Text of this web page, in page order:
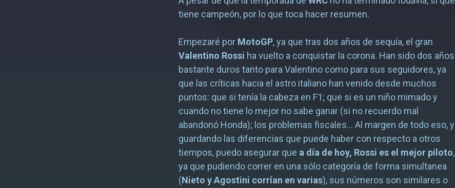
tiene campeón, por lo que toca hacer resumen.
Empezaré por MotoGP, ya que tras dos años de sequía, el gran
Valentino Rossi ha vuelto a conquistar la corona. Han sido dos años
bastante duros tanto para Valentino como para sus seguidores, ya
que las críticas hacia el astro italiano han venido desde muchos
puntos: que si tenía la cabeza en F1; que si es un niño mimado y
cuando no tiene lo mejor no sabe ganar (si no recuerdo mal
abandonó Honda); los problemas fiscales… Al margen de todo eso, y
guardando las diferencias que puede haber con respecto a otros
tiempos, puedo asegurar que a día de hoy, Rossi es el mejor piloto,
ya que pudiendo correr en una sólo categoría de forma simultanea
(Nieto y Agostini corrían en varias), sus números son similares o